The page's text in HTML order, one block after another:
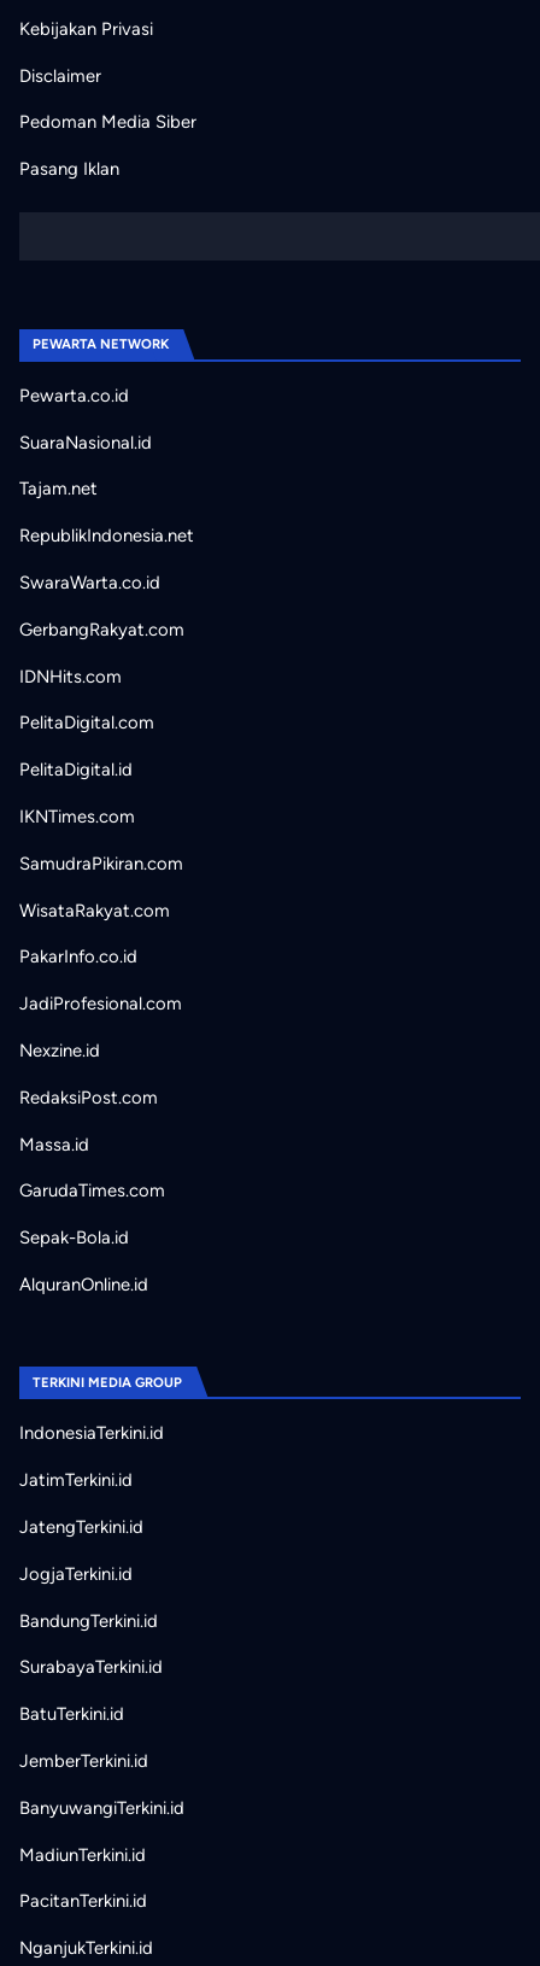
Kebijakan Privasi
Disclaimer
Pedoman Media Siber
Pasang Iklan
PEWARTA NETWORK
Pewarta.co.id
SuaraNasional.id
Tajam.net
RepublikIndonesia.net
SwaraWarta.co.id
GerbangRakyat.com
IDNHits.com
PelitaDigital.com
PelitaDigital.id
IKNTimes.com
SamudraPikiran.com
WisataRakyat.com
PakarInfo.co.id
JadiProfesional.com
Nexzine.id
RedaksiPost.com
Massa.id
GarudaTimes.com
Sepak-Bola.id
AlquranOnline.id
TERKINI MEDIA GROUP
IndonesiaTerkini.id
JatimTerkini.id
JatengTerkini.id
JogjaTerkini.id
BandungTerkini.id
SurabayaTerkini.id
BatuTerkini.id
JemberTerkini.id
BanyuwangiTerkini.id
MadiunTerkini.id
PacitanTerkini.id
NganjukTerkini.id